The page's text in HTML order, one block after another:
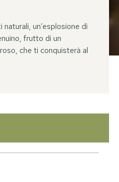
un’esplosione di
frutto di un
che ti conquisterà al